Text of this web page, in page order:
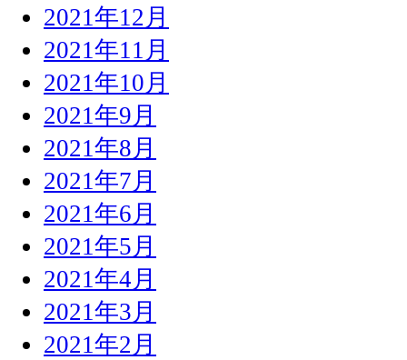
2021年12月
2021年11月
2021年10月
2021年9月
2021年8月
2021年7月
2021年6月
2021年5月
2021年4月
2021年3月
2021年2月